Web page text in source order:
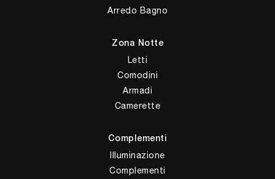
Arredo Bagno
Zona Notte
Letti
Comodini
Armadi
Camerette
Complementi
Illuminazione
Complementi